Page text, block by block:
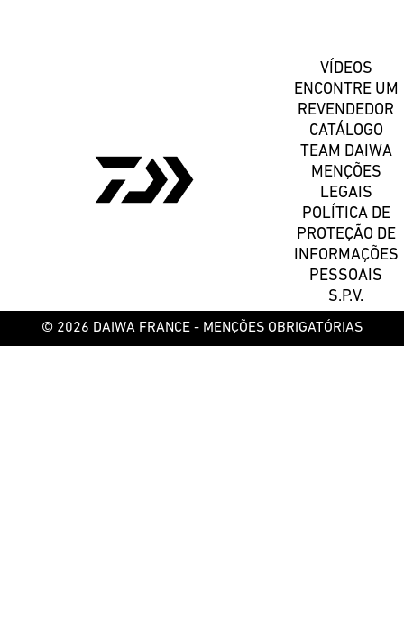
VÍDEOS
ENCONTRE UM
REVENDEDOR
CATÁLOGO
TEAM DAIWA
MENÇÕES
LEGAIS
POLÍTICA DE
PROTEÇÃO DE
INFORMAÇÕES
PESSOAIS
S.P.V.
© 2026 DAIWA FRANCE - MENÇÕES OBRIGATÓRIAS